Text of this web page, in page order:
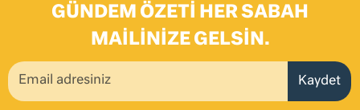
GÜNDEM ÖZETI HER SABAH
MAILINIZE GELSIN.
Kaydet